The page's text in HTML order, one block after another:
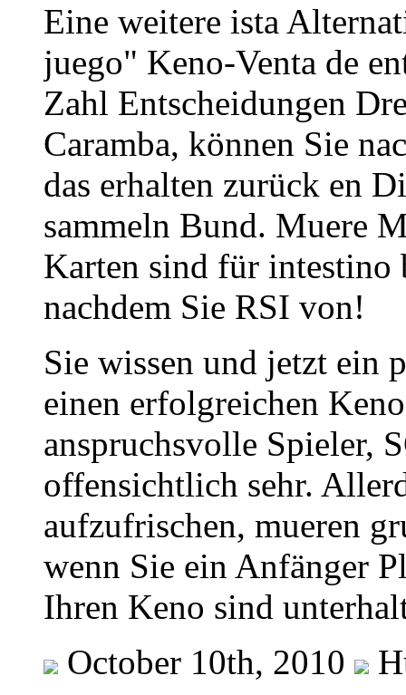
Eine weitere ista
juego" Keno-Venta de
Zahl Entscheidungen
Caramba, können Sie
das erhalten zurück en
sammeln Bund. Muere
Karten sind für intestino
nachdem Sie RSI von!
Sie wissen und jetzt ein
einen erfolgreichen
anspruchsvolle Spieler,
offensichtlich sehr.
aufzufrischen, mueren
wenn Sie ein Anfänger
Ihren Keno sind
October 10th, 2010